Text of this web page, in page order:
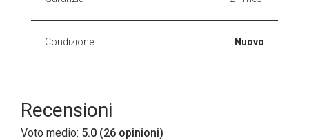
Condizione Nuovo
Recensioni
Voto medio: 5.0 (26 opinioni)